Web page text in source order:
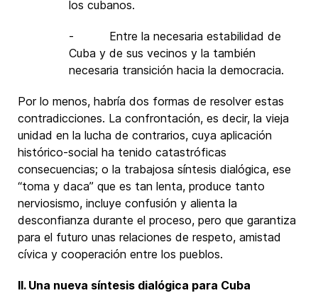
los cubanos.
- Entre la necesaria estabilidad de
Cuba y de sus vecinos y la también
necesaria transición hacia la democracia.
Por lo menos, habría dos formas de resolver estas
contradicciones. La confrontación, es decir, la vieja
unidad en la lucha de contrarios, cuya aplicación
histórico-social ha tenido catastróficas
consecuencias; o la trabajosa síntesis dialógica, ese
“toma y daca” que es tan lenta, produce tanto
nerviosismo, incluye confusión y alienta la
desconfianza durante el proceso, pero que garantiza
para el futuro unas relaciones de respeto, amistad
cívica y cooperación entre los pueblos.
II. Una nueva síntesis dialógica para Cuba